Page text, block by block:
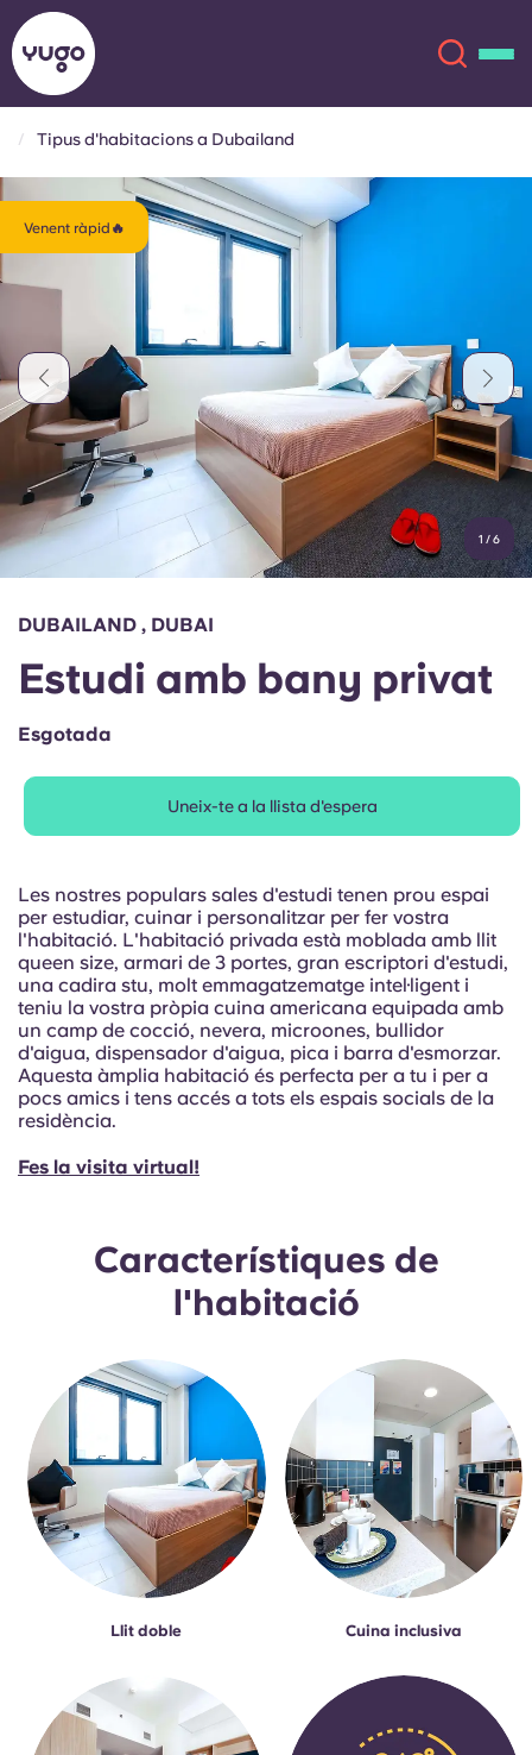
Ubicacions
Compte Llengua
English (GB)
Chinese
Català
Italian
French
Portuguese
Selecciona un país
Reserva ara
English (GB)
English (US)
Deutsch
Italian French
Portuguese
Tipus d'habitacions a Dubailand
Venent ràpid🔥
1 /6
DUBAILAND , DUBAI
Estudi amb bany privat
Esgotada
Uneix-te a la llista d'espera
Les nostres populars sales d'estudi tenen prou espai
per estudiar, cuinar i personalitzar per fer vostra
l'habitació. L'habitació privada està moblada amb llit
queen size, armari de 3 portes, gran escriptori d'estudi,
una cadira stu, molt emmagatzematge intel·ligent i
teniu la vostra pròpia cuina americana equipada amb
un camp de cocció, nevera, microones, bullidor
d'aigua, dispensador d'aigua, pica i barra d'esmorzar.
Aquesta àmplia habitació és perfecta per a tu i per a
pocs amics i tens accés a tots els espais socials de la
residència.
Fes la visita virtual!
Característiques de
l'habitació
Llit doble Cuina inclusiva